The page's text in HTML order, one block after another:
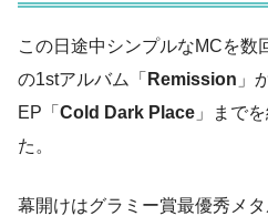
この日途中シンプルなMCを数
の1stアルバム「 Remission 」
EP「 Cold Dark Place 」まで
た。
幕開けはグラミー賞最優秀メ